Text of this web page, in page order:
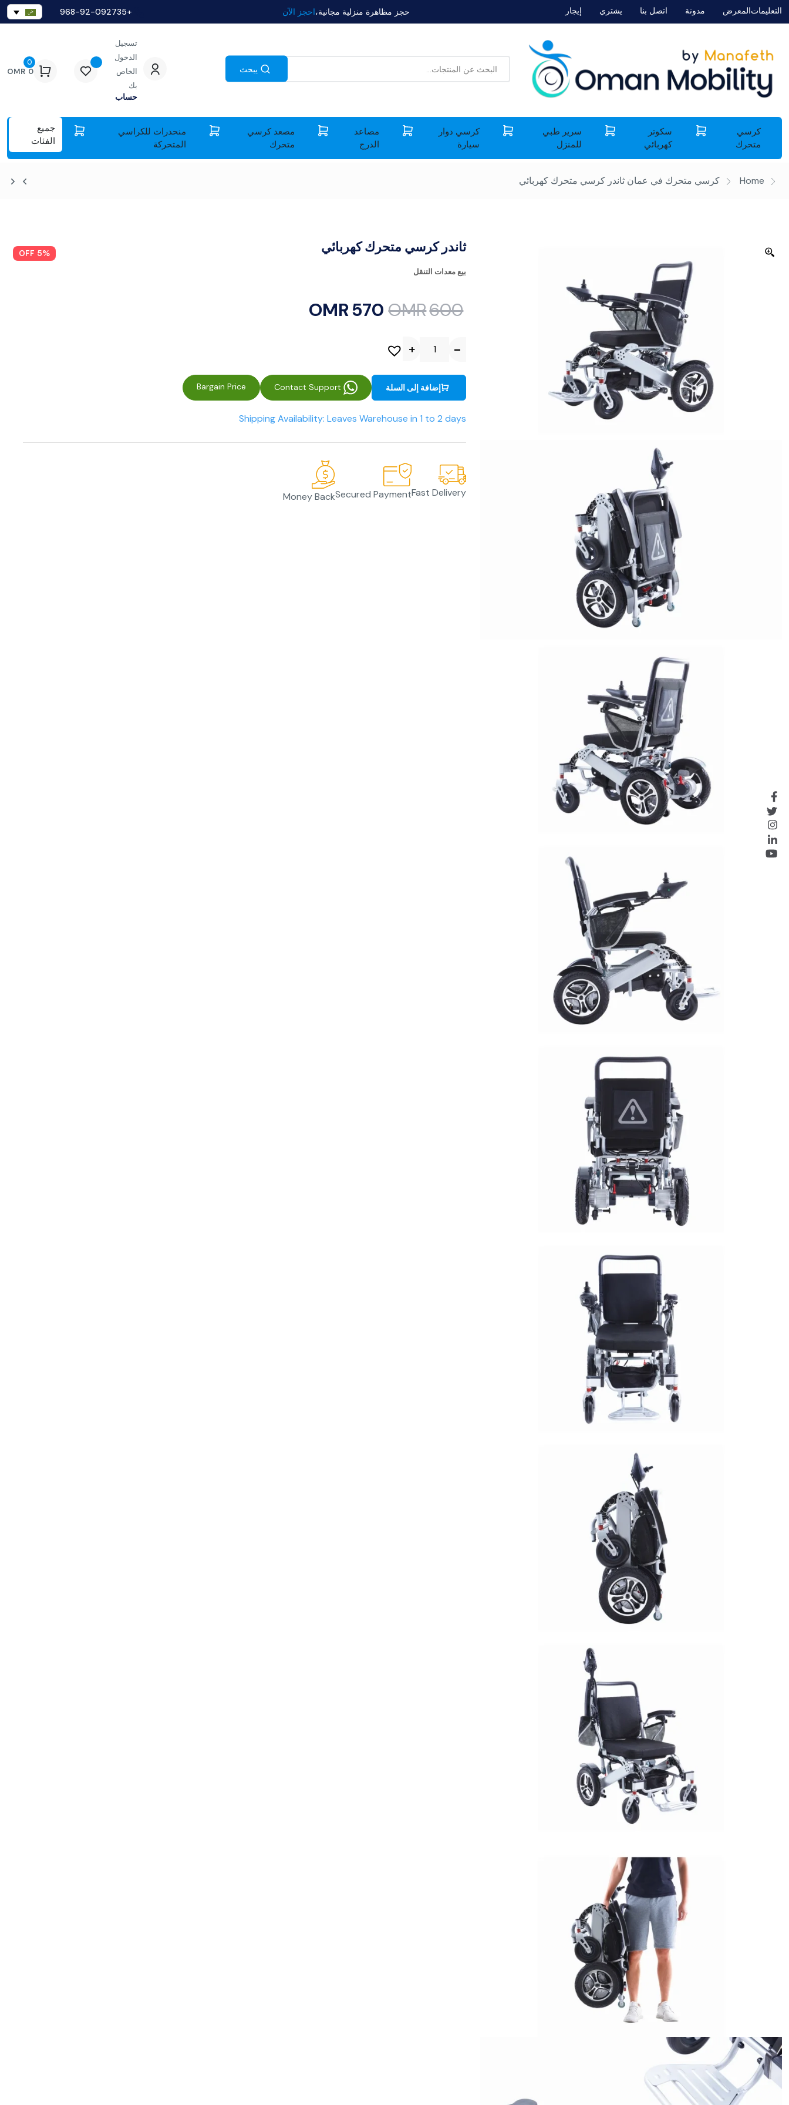
التعليماتالمعرض مدونة اتصل بنا يشتري إيجار حجز مظاهرة منزلية مجانية،احجز الآن +968-92-092735
يبحث
تسجيل
الدخول
الخاص
بك
حساب
0
OMR 0
كرسي
متحرك
سكوتر
كهربائي
سرير طبي
للمنزل
كرسي دوار
سيارة
مصاعد
الدرج
مصعد كرسي
متحرك
منحدرات للكراسي
المتحركة
جميع
الفئات
Home كرسي متحرك في عمان ثاندر كرسي متحرك كهربائي
5% OFF ثاندر كرسي متحرك كهربائي
OMR600
OMR570
بيع معدات التنقل
إضافة إلى السلة Contact Support
Bargain Price
Shipping Availability: Leaves Warehouse in 1 to 2 days
Fast Delivery
Secured Payment
Money Back